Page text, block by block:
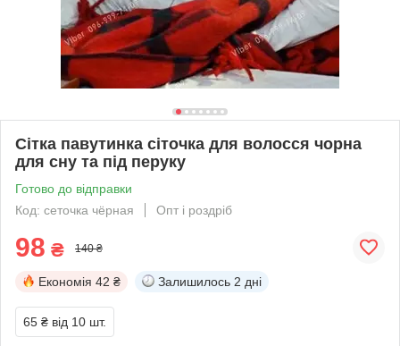
Сітка павутинка сіточка для волосся чорна
для сну та під перуку
Готово до відправки
Код: сеточка чёрная
Опт і роздріб
98 ₴ 140 ₴
Економія 42 ₴ Залишилось 2 дні
65 ₴ від 10 шт.